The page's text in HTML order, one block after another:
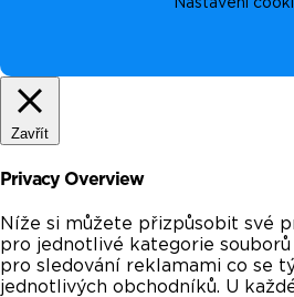
Nastavení
Zavřít
Privacy Overview
Níže si můžete přizpůsobit své
pro jednotlivé kategorie
pro sledování reklamami co se
jednotlivých obchodníků. U